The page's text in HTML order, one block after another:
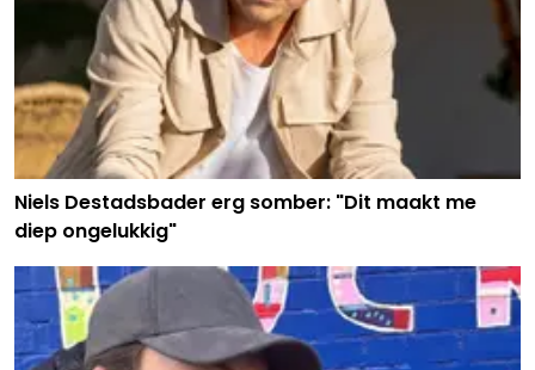
Niels Destadsbader erg somber: "Dit maakt me
diep ongelukkig"